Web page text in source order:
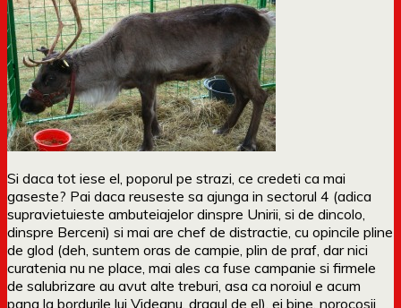
Si daca tot iese el, poporul pe strazi, ce credeti ca mai
gaseste? Pai daca reuseste sa ajunga in sectorul 4 (adica
supravietuieste ambuteiajelor dinspre Unirii, si de dincolo,
dinspre Berceni) si mai are chef de distractie, cu opincile pline
de glod (deh, suntem oras de campie, plin de praf, dar nici
curatenia nu ne place, mai ales ca fuse campanie si firmele
de salubrizare au avut alte treburi, asa ca noroiul e acum
pana la bordurile lui Videanu, dragul de el), ei bine, norocosii